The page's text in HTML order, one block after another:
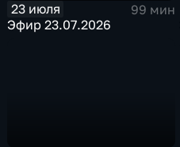
23 июля
99 мин
Эфир 23.07.2026